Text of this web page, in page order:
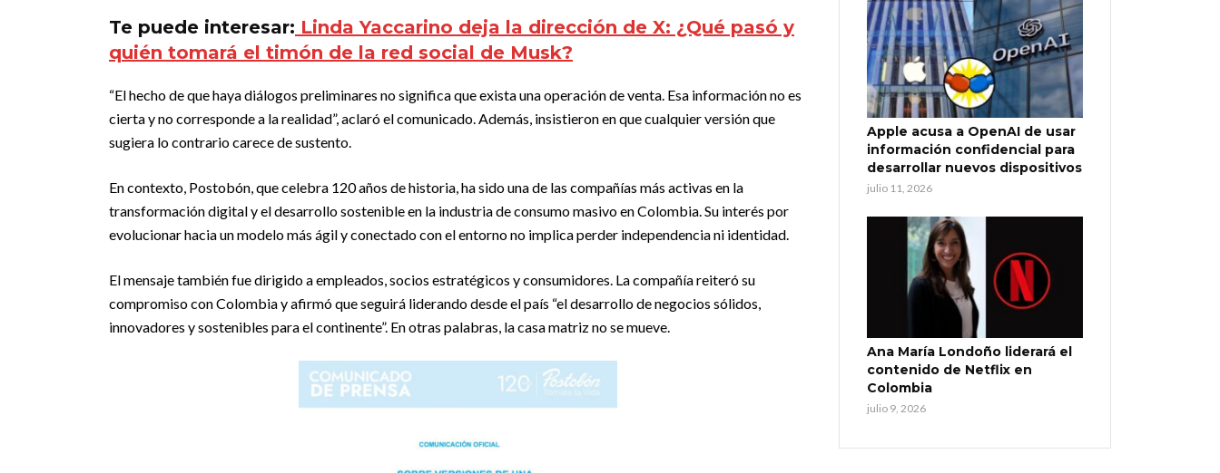
Te puede interesar: Linda Yaccarino deja la dirección de X: ¿Qué pasó y
quién tomará el timón de la red social de Musk?
“El hecho de que haya diálogos preliminares no significa que exista una operación de venta. Esa información no es
cierta y no corresponde a la realidad”, aclaró el comunicado. Además, insistieron en que cualquier versión que
sugiera lo contrario carece de sustento.
En contexto, Postobón, que celebra 120 años de historia, ha sido una de las compañías más activas en la
transformación digital y el desarrollo sostenible en la industria de consumo masivo en Colombia. Su interés por
evolucionar hacia un modelo más ágil y conectado con el entorno no implica perder independencia ni identidad.
El mensaje también fue dirigido a empleados, socios estratégicos y consumidores. La compañía reiteró su
compromiso con Colombia y afirmó que seguirá liderando desde el país “el desarrollo de negocios sólidos,
innovadores y sostenibles para el continente”. En otras palabras, la casa matriz no se mueve.
Apple acusa a OpenAI de usar
información confidencial para
desarrollar nuevos dispositivos
julio 11, 2026
Ana María Londoño liderará el
contenido de Netflix en
Colombia
julio 9, 2026